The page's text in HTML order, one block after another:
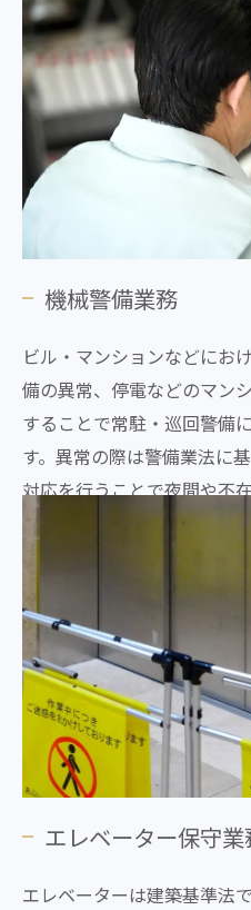
機械警備業務
ビル・マンションなどにお
備の異常、停電などのマン
することで常駐・巡回警備
す。異常の際は警備業法に
対応を行うことで夜間や不
が掛からず、安心をお届け
エレベーター保守業
エレベーターは建築基準法